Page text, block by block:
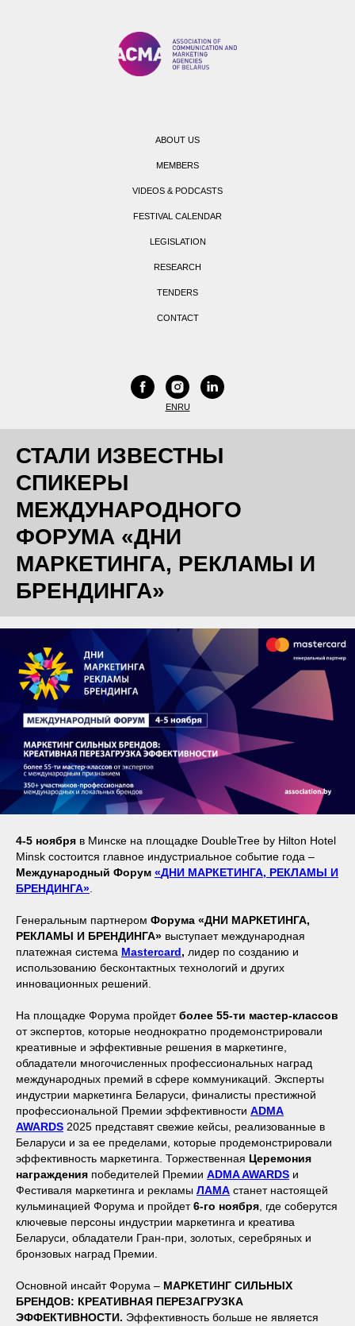
ABOUT US
MEMBERS
VIDEOS & PODCASTS
FESTIVAL CALENDAR
LEGISLATION
RESEARCH
TENDERS
CONTACT
ENRU
СТАЛИ ИЗВЕСТНЫ
СПИКЕРЫ
МЕЖДУНАРОДНОГО
ФОРУМА «ДНИ
МАРКЕТИНГА, РЕКЛАМЫ И
БРЕНДИНГА»
4-5 ноября в Минске на площадке DoubleTree by Hilton Hotel
Minsk состоится главное индустриальное событие года –
Международный Форум «ДНИ МАРКЕТИНГА, РЕКЛАМЫ И
БРЕНДИНГА»
Генеральным партнером Форума «ДНИ МАРКЕТИНГА,
РЕКЛАМЫ И БРЕНДИНГА» выступает международная
платежная система Mastercard, лидер по созданию и
использованию бесконтактных технологий и других
инновационных решений.
На площадке Форума пройдетболее 55-ти мастер-классов
от экспертов, которые неоднократно продемонстрировали
креативные и эффективные решения в маркетинге,
обладатели многочисленных профессиональных наград
международных премий в сфере коммуникаций. Эксперты
индустрии маркетинга Беларуси, финалисты престижной
профессиональной Премии эффективности ADMA
AWARDS 2025 представят свежие кейсы, реализованные в
Беларуси и за ее пределами, которые продемонстрировали
эффективность маркетинга. Торжественная Церемония
награждения победителей Премии ADMA AWARDS и
Фестиваля маркетинга и рекламы ЛАМА cтанет настоящей
кульминацией Форума и пройдет6-го ноября , где соберутся
ключевые персоны индустрии маркетинга и креатива
Беларуси, обладатели Гран-при, золотых, серебряных и
бронзовых наград Премии.
Основной инсайт Форума – МАРКЕТИНГ СИЛЬНЫХ
БРЕНДОВ: КРЕАТИВНАЯ ПЕРЕЗАГРУЗКА
ЭФФЕКТИВНОСТИ. Эффективность больше не является